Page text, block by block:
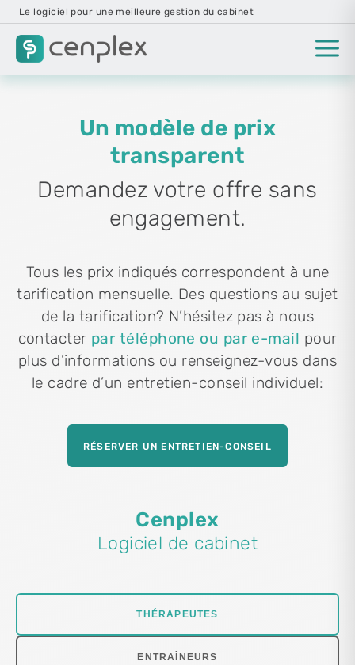
Le logiciel pour une meilleure gestion du cabinet
Un modèle de prix
transparent
Demandez votre offre sans
engagement.
Tous les prix indiqués correspondent à une
tarification mensuelle. Des questions au sujet
de la tarification? N’hésitez pas à nous
contacter par téléphone ou par e-mail pour
plus d’informations ou renseignez-vous dans
le cadre d’un entretien-conseil individuel:
RÉSERVER UN ENTRETIEN-CONSEIL
Cenplex
Logiciel de cabinet
THÉRAPEUTES
ENTRAÎNEURS